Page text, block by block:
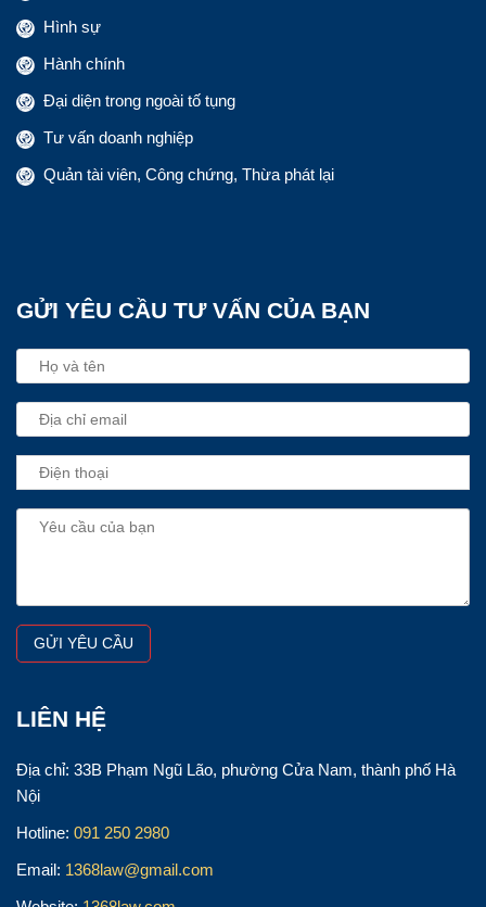
Hình sự
Hành chính
Đại diện trong ngoài tố tụng
Tư vấn doanh nghiệp
Quản tài viên, Công chứng, Thừa phát lại
GỬI YÊU CẦU TƯ VẤN CỦA BẠN
LIÊN HỆ
Địa chỉ: 33B Phạm Ngũ Lão, phường Cửa Nam, thành phố Hà
Nội
Hotline: 091 250 2980
Email: 1368law@gmail.com